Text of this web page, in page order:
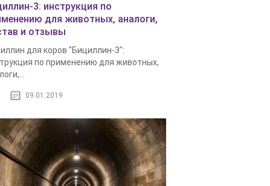
3: инструкция по
для животных, аналоги,
и отзывы
для коров "Бициллин-3":
по применению для животных,
09.01.2019